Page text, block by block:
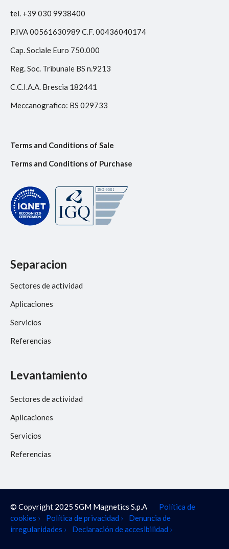
tel. +39 030 9938400
P.IVA 00561630989 C.F. 00436040174
Cap. Sociale Euro 750.000
Reg. Soc. Tribunale BS n.9213
C.C.I.A.A. Brescia 182441
Meccanografico: BS 029733
Terms and Conditions of Sale
Terms and Conditions of Purchase
Separacion
Sectores de actividad
Aplicaciones
Servicios
Referencias
Levantamiento
Sectores de actividad
Aplicaciones
Servicios
Referencias
© Copyright 2025 SGM Magnetics S.p.A
Política de
cookies ›
Política de privacidad ›
Denuncia de
irregularidades ›
Declaración de accesibilidad ›